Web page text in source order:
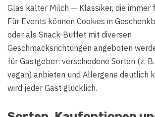
Glas kalter Milch — Klassiker, die immer
Für Events können Cookies in
oder als Snack-Buffet mit diversen
Geschmacksrichtungen angeboten
für Gastgeber: verschiedene Sorten (z.
vegan) anbieten und Allergene deutlich
wird jeder Gast glücklich.